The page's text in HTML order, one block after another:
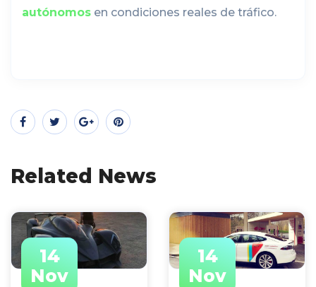
autónomos en condiciones reales de tráfico.
Related News
14
Nov
14
Nov